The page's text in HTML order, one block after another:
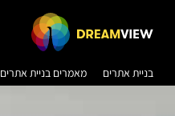
בניית אתרים מאמרים בניית אתרים